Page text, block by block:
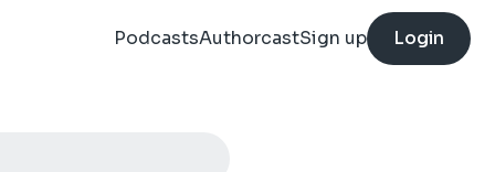
PodcastsAuthorcastSign up Login